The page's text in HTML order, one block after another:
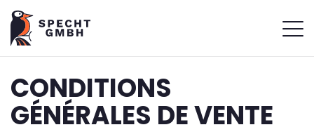
CONDITIONS
GÉNÉRALES DE VENTE